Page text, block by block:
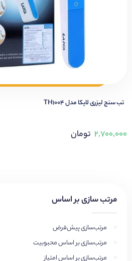
مرتب سازی بر اساس
مرتب‌سازی پیش‌فرض
مرتب‌سازی بر اساس محبوبیت
مرتب‌سازی بر اساس امتیاز
تب سنج لیزری لایکا مدل TH1004
۲,۷۰۰,۰۰۰ تومان